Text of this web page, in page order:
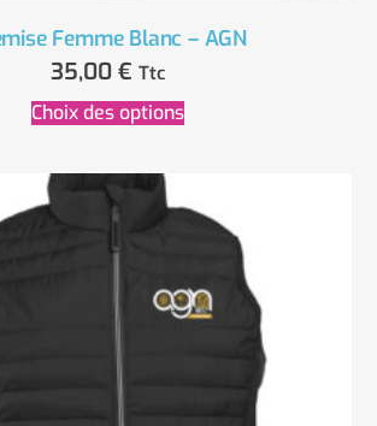
Femme Blanc – AGN
35,00 € Ttc
Choix des options